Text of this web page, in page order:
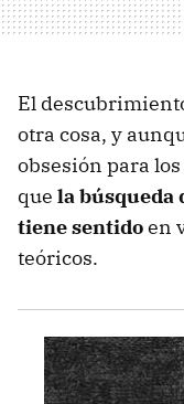
El
otra cosa, y
obsesión para
que la búsqueda
tiene sentidoen
teóricos.